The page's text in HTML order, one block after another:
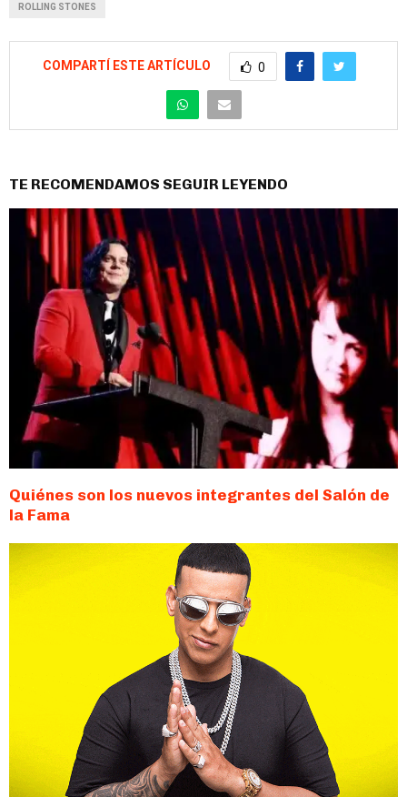
ROLLING STONES
COMPARTÍ ESTE ARTÍCULO 0
TE RECOMENDAMOS SEGUIR LEYENDO
Quiénes son los nuevos integrantes del Salón de
la Fama